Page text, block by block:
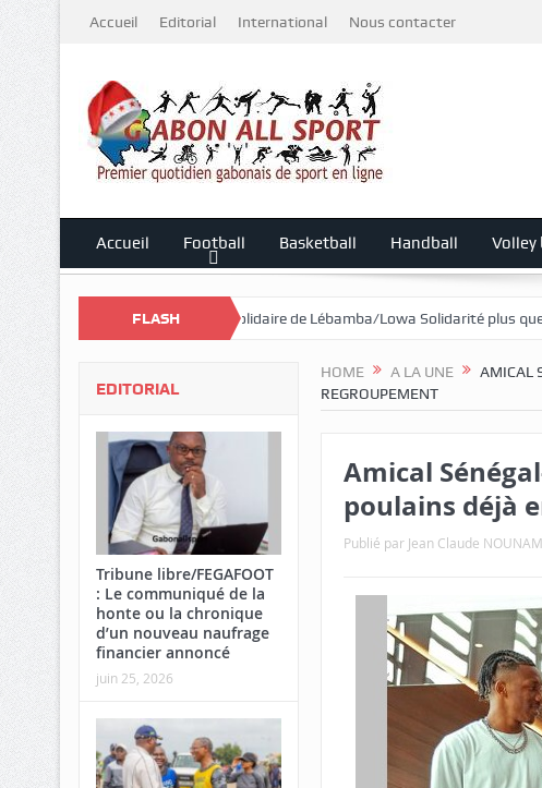
Accueil Editorial International Nous contacter
Accueil Football Basketball Handball Volley
FLASH
Cross Solidaire de Lébamba/Lowa Solidarité plus que jamais
HOME A LA UNE
AMICAL
REGROUPEMENT
Amical
poulains déjà
Publié par Jean Claude
EDITORIAL
Tribune libre/FEGAFOOT
: Le communiqué de la
honte ou la chronique
d’un nouveau naufrage
financier annoncé
juin 25, 2026